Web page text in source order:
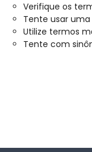
Verifique os
Tente usar
Utilize termos
Tente com